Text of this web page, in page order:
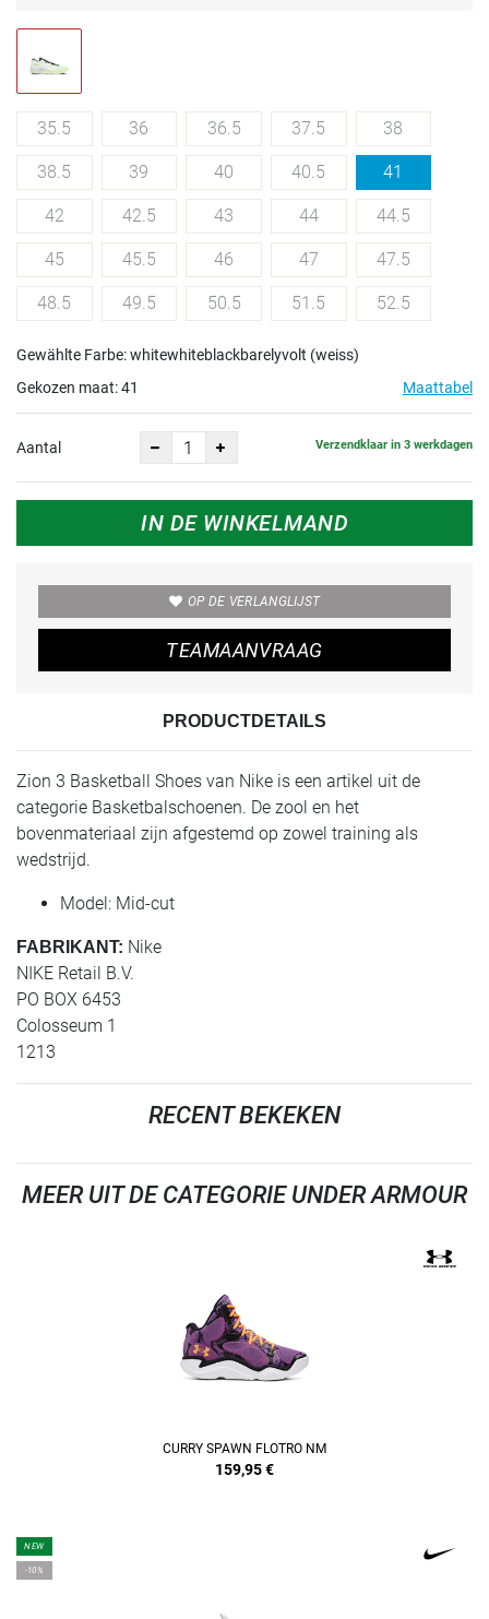
35.5 36 36.5 37.5 38
38.5 39 40 40.5 41
42 42.5 43 44 44.5
45 45.5 46 47 47.5
48.5 49.5 50.5 51.5 52.5
Gewählte Farbe: whitewhiteblackbarelyvolt (weiss)
Gekozen maat:41 Maattabel
Aantal Verzendklaar in 3 werkdagen
IN DE WINKELMAND
OP DE VERLANGLIJST
TEAMAANVRAAG
PRODUCTDETAILS
Zion 3 Basketball Shoes van Nike is een artikel uit de
categorie Basketbalschoenen. De zool en het
bovenmateriaal zijn afgestemd op zowel training als
wedstrijd.
Model: Mid-cut
FABRIKANT: Nike
NIKE Retail B.V.
PO BOX 6453
Colosseum 1
1213
RECENT BEKEKEN
MEER UIT DE CATEGORIE UNDER ARMOUR
CURRY SPAWN FLOTRO NM
159,95€
NEW
-10%